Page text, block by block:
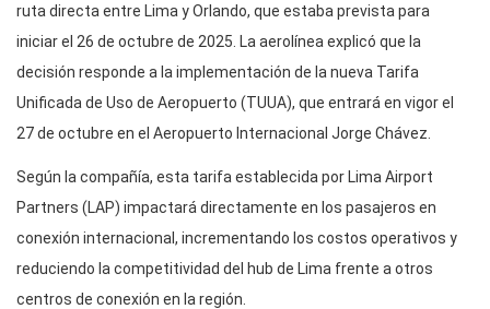
ruta directa entre Lima y Orlando, que estaba prevista para
iniciar el 26 de octubre de 2025. La aerolínea explicó que la
decisión responde a la implementación de la nueva Tarifa
Unificada de Uso de Aeropuerto (TUUA), que entrará en vigor el
27 de octubre en el Aeropuerto Internacional Jorge Chávez.
Según la compañía, esta tarifa establecida por Lima Airport
Partners (LAP) impactará directamente en los pasajeros en
conexión internacional, incrementando los costos operativos y
reduciendo la competitividad del hub de Lima frente a otros
centros de conexión en la región.